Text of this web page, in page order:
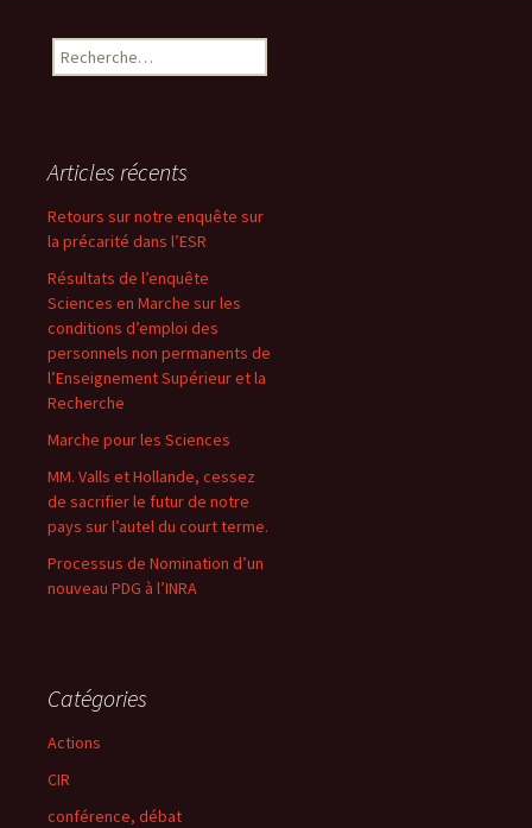
Rechercher :
Articles récents
Retours sur notre enquête sur
la précarité dans l’ESR
Résultats de l’enquête
Sciences en Marche sur les
conditions d’emploi des
personnels non permanents de
l’Enseignement Supérieur et la
Recherche
Marche pour les Sciences
MM. Valls et Hollande, cessez
de sacrifier le futur de notre
pays sur l’autel du court terme.
Processus de Nomination d’un
nouveau PDG à l’INRA
Catégories
Actions
CIR
conférence, débat